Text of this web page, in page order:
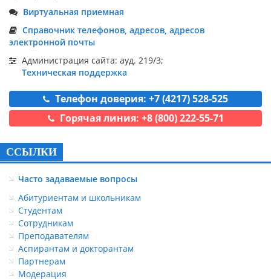
Виртуальная приемная
Справочник телефонов, адресов, адресов
электронной почты
Администрация сайта: ауд. 219/3;
Техническая поддержка
Телефон доверия: +7 (4217) 528-525
Горячая линия: +8 (800) 222-55-71
ССЫЛКИ
Часто задаваемые вопросы
Абитуриентам и школьникам
Студентам
Сотрудникам
Преподавателям
Аспирантам и докторантам
Партнерам
Модерация